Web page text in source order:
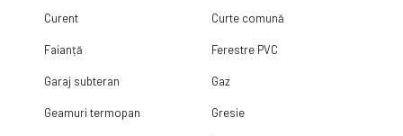
Curent Curte comună
Faianță Ferestre PVC
Garaj subteran Gaz
Geamuri termopan Gresie